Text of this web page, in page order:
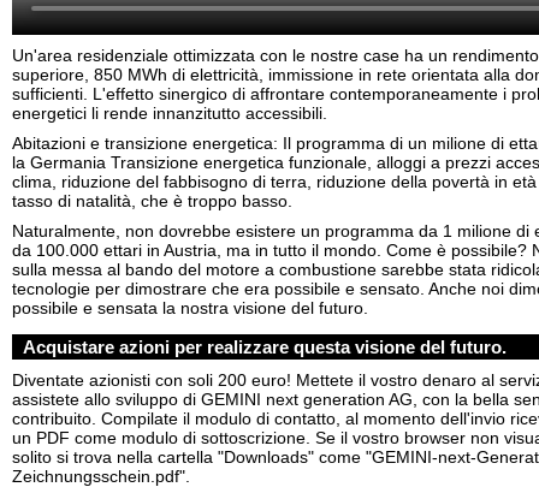
Un'area residenziale ottimizzata con le nostre case ha un
superiore, 850 MWh di elettricità, immissione in rete orientata alla
sufficienti. L'effetto sinergico di affrontare contemporaneamente i
energetici li rende innanzitutto accessibili.
Abitazioni e transizione energetica: Il programma di un milione di
la Germania Transizione energetica funzionale, alloggi a prezzi
clima, riduzione del fabbisogno di terra, riduzione della povertà in
tasso di natalità, che è troppo basso.
Naturalmente, non dovrebbe esistere un programma da 1 milione di
da 100.000 ettari in Austria, ma in tutto il mondo. Come è possibile?
sulla messa al bando del motore a combustione sarebbe stata
tecnologie per dimostrare che era possibile e sensato. Anche noi
possibile e sensata la nostra visione del futuro.
Acquistare azioni per realizzare questa visione del futuro.
Diventate azionisti con soli 200 euro! Mettete il vostro denaro al
assistete allo sviluppo di GEMINI next generation AG, con la bella
contribuito. Compilate il modulo di contatto, al momento dell'invio
un PDF come modulo di sottoscrizione. Se il vostro browser non
solito si trova nella cartella "Downloads" come "GEMINI-next-
Zeichnungsschein.pdf".